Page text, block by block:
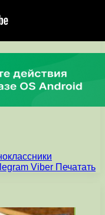
Viber Печатать